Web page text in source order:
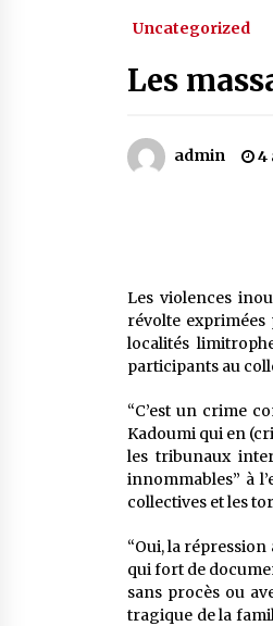
Uncategorized
Les
admin 4
Les violences
révolte exprimées
localités
participants au
“C’est un crime
Kadoumi qui en
les tribunaux
innommables” à
collectives et les
“Oui, la
qui fort de
sans procès ou
tragique de la